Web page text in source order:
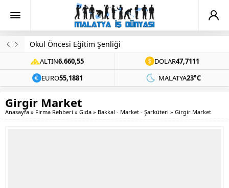
Okul Öncesi Eğitim Şenliği
ALTIN6.660,55 DOLAR47,7111
EURO55,1881 MALATYA23°C
Girgir Market
Anasayfa » Firma Rehberi » Gıda » Bakkal - Market - Şarküteri » Girgir Market